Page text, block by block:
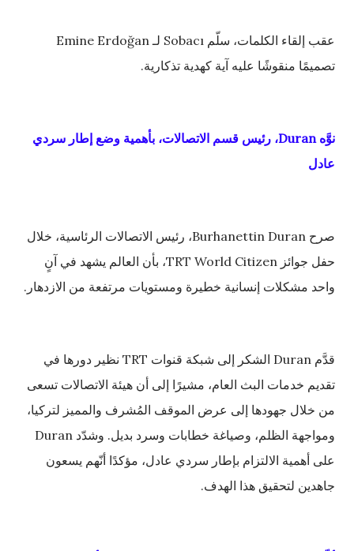
عقب إلقاء الكلمات، سلّم Sobacı لـ Emine Erdoğan
تصميمًا منقوشًا عليه آية كهدية تذكارية.
نوَّه Duran، رئيس قسم الاتصالات، بأهمية وضع إطار سردي
عادل
صرح Burhanettin Duran، رئيس الاتصالات الرئاسية، خلال
حفل جوائز TRT World Citizen، بأن العالم يشهد في آنٍ
واحد مشكلات إنسانية خطيرة ومستويات مرتفعة من الازدهار.
قدَّم Duran الشكر إلى شبكة قنوات TRT نظير دورها في
تقديم خدمات البث العام، مشيرًا إلى أن هيئة الاتصالات تسعى
من خلال جهودها إلى عرض الموقف المُشرف والمميز لتركيا،
ومواجهة الظلم، وصياغة خطابات وسرد بديل. وشدّد Duran
على أهمية الالتزام بإطار سردي عادل، مؤكدًا أنّهم يسعون
جاهدين لتحقيق هذا الهدف.